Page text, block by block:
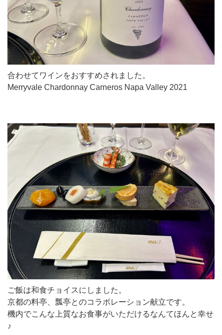
合わせてワインをおすすめされました。
Merryvale Chardonnay Carneros Napa Valley 2021
ご飯は和食チョイスにしました。
京都の料亭、瓢亭とのコラボレーション献立です。
機内でこんな上質なお食事がいただけるなんてほんと幸せ
♪